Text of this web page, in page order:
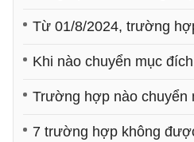
Từ 01/8/2024, trường
Khi nào chuyển mục
Trường hợp nào chuyển
7 trường hợp không